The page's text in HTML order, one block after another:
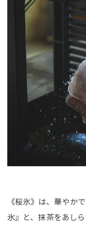
《桜氷》は、華やか
氷』と、抹茶をあし